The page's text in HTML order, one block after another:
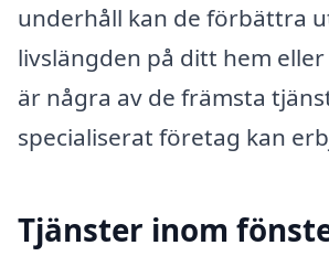
underhåll kan de förbättra
livslängden på ditt hem
är några av de främsta
specialiserat företag kan
Tjänster inom